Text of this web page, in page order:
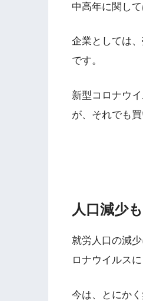
中高年に関し
企業としては
です。
新型コロナウ
が、それでも
人口減少
就労人口の減
ロナウイルス
今は、とにか